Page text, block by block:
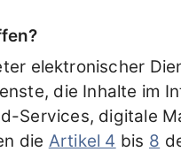
elektronischer
die Inhalte im
Services, digitale
die Artikel 4 bis 8